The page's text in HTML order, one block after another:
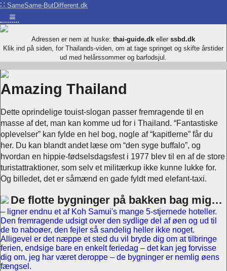
∷ SameSame-ButDifferent.dk
≡
Adressen er nem at huske: thai-guide.dk eller ssbd.dk
Klik ind på siden, for Thailands-viden, om at tage springet og skifte årstider
ud med helårssommer og barfodsjul.
Amazing Thailand
Dette oprindelige touist-slogan passer fremragende til en
masse af det, man kan komme ud for i Thailand. “Fantastiske
oplevelser” kan fylde en hel bog, nogle af “kapitlerne” får du
her. Du kan blandt andet læse om “den syge buffalo”, og
hvordan en hippie-fødselsdagsfest i 1977 blev til en af de store
turistattraktioner, som selv et militærkup ikke kunne lukke for.
Og billedet, det er såmænd en gade fyldt med elefant-taxi.
De flotte bygninger på bakken bag mig…
– ligner endnu et af Koh Samui's mange 5-stjernede hoteller.
Den fremragende udsigt over den sydlige del af øen og ud til
de to naboøer, den fejler så sandelig heller ikke noget.
Alligevel er det næppe et sted du vil bryde dig om at tilbringe
ferien, endsige bare en enkelt feriedag – det kan jeg forvisse
dig om, jeg har været deroppe – de bygninger er nemlig øens
fængsel.